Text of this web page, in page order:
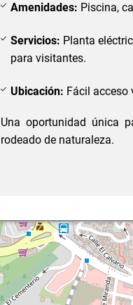
Amenidades: Piscina,
Servicios: Planta
para visitantes.
Ubicación: Fácil acceso
Una oportunidad única
rodeado de naturaleza.